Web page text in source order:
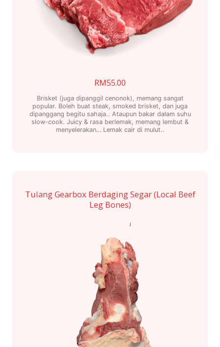
RM55.00
Brisket (juga dipanggil cenonok), memang sangat
popular. Boleh buat steak, smoked brisket, dan juga
dipanggang begitu sahaja.. Ataupun bakar dalam suhu
slow-cook. Juicy & rasa berlemak, memang lembut &
menyelerakan… Lemak cair di mulut..
Tulang Gearbox Berdaging Segar (Local Beef
Leg Bones)